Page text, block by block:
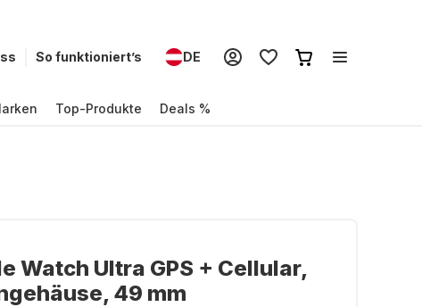
So funktioniert’s DE
Top-Produkte Deals %
Watch Ultra GPS + Cellular,
49 mm